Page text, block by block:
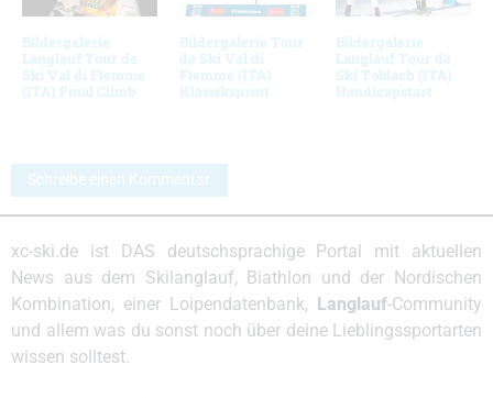
Bildergalerie
Langlauf Tour de
Ski Val di Fiemme
(ITA) Final Climb
Bildergalerie Tour
de Ski Val di
Fiemme (ITA)
Klassiksprint
Bildergalerie
Langlauf Tour de
Ski Toblach (ITA)
Handicapstart
Schreibe einen Kommentar
xc-ski.de ist DAS deutschsprachige Portal mit aktuellen
News aus dem Skilanglauf, Biathlon und der Nordischen
Kombination, einer Loipendatenbank,
Langlauf-Community
und allem was du sonst noch über deine Lieblingssportarten
wissen solltest.